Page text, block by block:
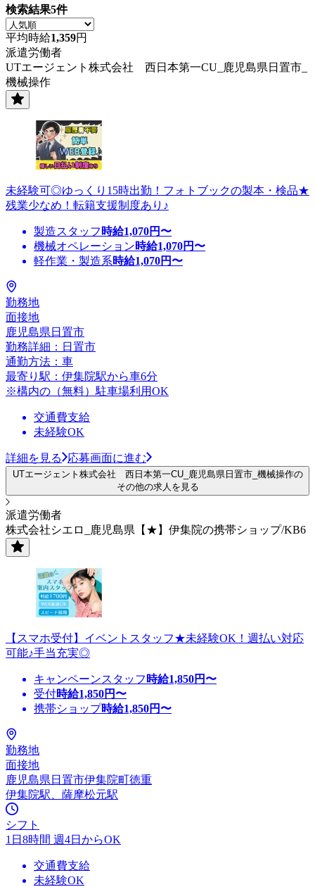
検索結果5件
平均時給1,359円
派遣労働者
UTエージェント株式会社 西日本第一CU_鹿児島県日置市_
機械操作
未経験可◎ゆっくり15時出勤！フォトブックの製本・検品★
残業少なめ！転籍支援制度あり♪
製造スタッフ 時給1,070円〜
機械オペレーション時給1,070円〜
軽作業・製造系時給1,070円〜
勤務地
面接地
鹿児島県日置市
勤務詳細：日置市
通勤方法：車
最寄り駅：伊集院駅から車6分
※構内の（無料）駐車場利用OK
交通費支給
未経験OK
詳細を見る 応募画面に進む
UTエージェント株式会社 西日本第一CU_鹿児島県日置市_機械操作の
その他の求人を見る
派遣労働者
株式会社シエロ_鹿児島県【★】伊集院の携帯ショップ/KB6
【スマホ受付】イベントスタッフ★未経験OK！週払い対応
可能♪手当充実◎
キャンペーンスタッフ 時給1,850円〜
受付時給1,850円〜
携帯ショップ時給1,850円〜
勤務地
面接地
鹿児島県日置市伊集院町徳重
伊集院駅、薩摩松元駅
シフト
1日8時間 週4日からOK
交通費支給
未経験OK